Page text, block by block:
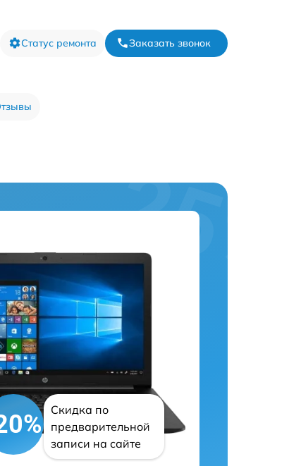
Статус ремонта Заказать звонок
Скидка по
предварительной
записи на сайте